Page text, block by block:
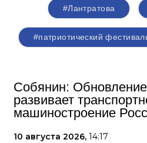
#Лантратова
#патриотический
Собянин:
развивает
машиностроение
10 августа 2026, 14:17